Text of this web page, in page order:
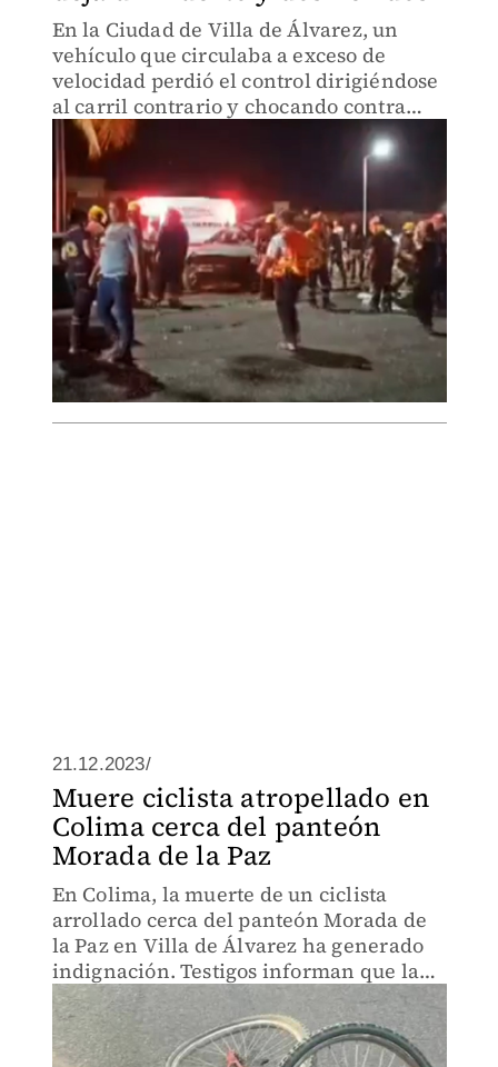
En la Ciudad de Villa de Álvarez, un
vehículo que circulaba a exceso de
velocidad perdió el control dirigiéndose
al carril contrario y chocando contra
otro.
21.12.2023/
Muere ciclista atropellado en
Colima cerca del panteón
Morada de la Paz
En Colima, la muerte de un ciclista
arrollado cerca del panteón Morada de
la Paz en Villa de Álvarez ha generado
indignación. Testigos informan que la
mochila de la víctima se atoró con el
espejo de un auto para después ser
arrollado.